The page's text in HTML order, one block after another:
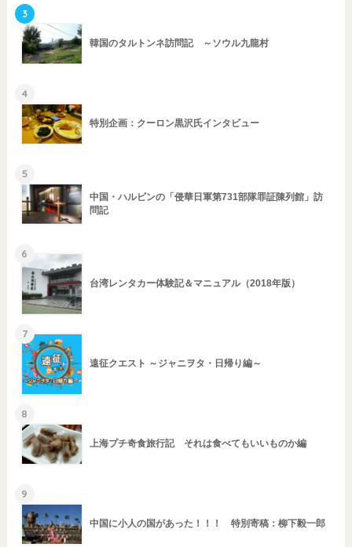
3
韓国のタルトンネ訪問記 ～ソウル九龍村
4
特別企画：クーロン黒沢氏インタビュー
5
中国・ハルビンの「侵華日軍第731部隊罪証陳列館」訪
問記
6
台湾レンタカー体験記＆マニュアル（2018年版）
7
遠征クエスト ～ジャニヲタ・日帰り編～
8
上海プチ奇食旅行記 それは食べてもいいものか編
9
中国に小人の国があった！！！ 特別寄稿：柳下毅一郎